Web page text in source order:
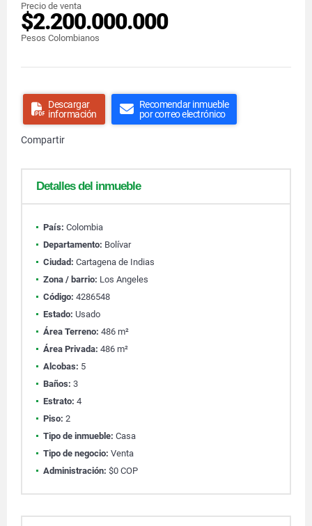
Precio de venta
$2.200.000.000
Pesos Colombianos
Descargar
información
Recomendar inmueble
por correo electrónico
Compartir
Detalles del inmueble
País: Colombia
Departamento: Bolívar
Ciudad: Cartagena de Indias
Zona / barrio: Los Angeles
Código: 4286548
Estado: Usado
Área Terreno: 486 m²
Área Privada: 486 m²
Alcobas: 5
Baños: 3
Estrato: 4
Piso: 2
Tipo de inmueble: Casa
Tipo de negocio: Venta
Administración: $0 COP